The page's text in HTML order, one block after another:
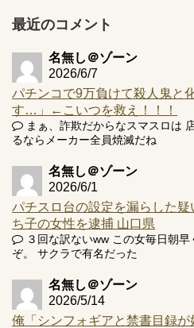
プ報告あり！弱予告...
井の軽い絆？
Powered by livedoor 相互RSS
最近のコメント
名無し＠ゾーン
2026/6/7
パチンコで9万負けて殺人鬼と
す…」←こいつを救え！！！
まぁ、詐欺だからなスマスロは
るならメーカー全員焼滅だね
名無し＠ゾーン
2026/6/1
パチスロ台の設定を漏らした
ち子の女性を逮捕 山口県
３回な訳ないww この女毎日朝
ぞ。 サクラで有名だった
名無し＠ゾーン
2026/5/14
俺「シンフォギアと禁書目録